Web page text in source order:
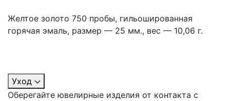
Желтое золото 750 пробы, гильошированная
горячая эмаль, размер — 25 мм., вес — 10,06 г.
Уход
Оберегайте ювелирные изделия от контакта с